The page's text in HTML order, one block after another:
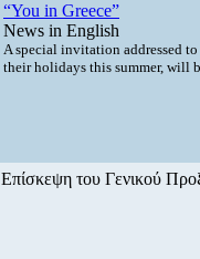
“You in Greece”
News in English
A special invitation addressed
their holidays this summer, will
Επίσκεψη του Γενικού